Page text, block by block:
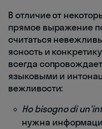
В отличие от
прямое выражение
считаться
ясность и
всегда
языковыми и
вежливости:
Ho bisogno di
нужна